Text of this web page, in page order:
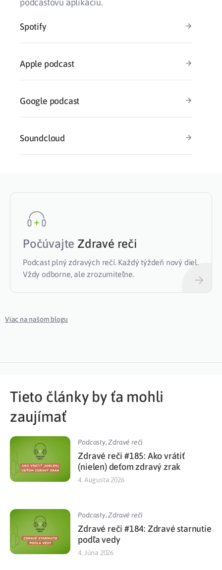
Spotify
Apple podcast
Google podcast
Soundcloud
Počúvajte Zdravé reči
Podcast plný zdravých rečí. Každý týždeň nový diel.
Vždy odborne, ale zrozumiteľne.
Viac na našom blogu
Tieto články by ťa mohli
zaujímať
Podcasty,Zdravé reči
Zdravé reči #185: Ako vrátiť
(nielen) deťom zdravý zrak
4. Augusta 2026
Podcasty,Zdravé reči
Zdravé reči #184: Zdravé starnutie
podľa vedy
4. Júna 2026